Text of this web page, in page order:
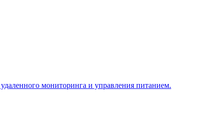
мониторинга и управления питанием.